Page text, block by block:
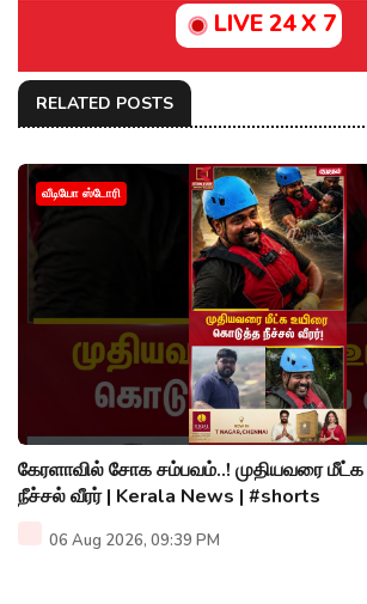
LIVE 24 X 7
RELATED POSTS
வீடியோ ஸ்டோரி
கேரளாவில் சோக சம்பவம்..! முதியவரை
நீச்சல் வீரர் | Kerala News | #shorts
06 Aug 2026, 09:39 PM